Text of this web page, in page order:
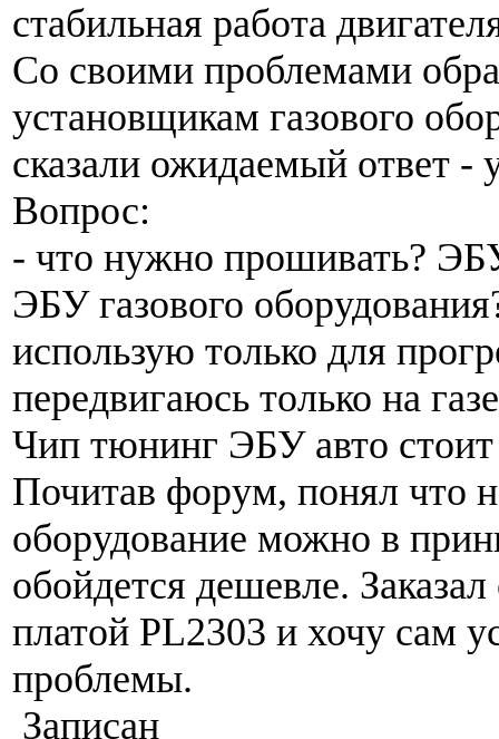
стабильная работа
Со своими проблемами
установщикам газового
сказали ожидаемый ответ -
Вопрос:
- что нужно прошивать?
ЭБУ газового
использую только для
передвигаюсь только на
Чип тюнинг ЭБУ авто стоит
Почитав форум, понял что
оборудование можно в
обойдется дешевле.
платой PL2303 и хочу сам
проблемы.
Записан